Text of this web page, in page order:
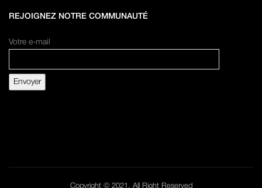
REJOIGNEZ NOTRE COMMUNAUTÉ
Votre e-mail
Copyright © 2021. All Right Reserved